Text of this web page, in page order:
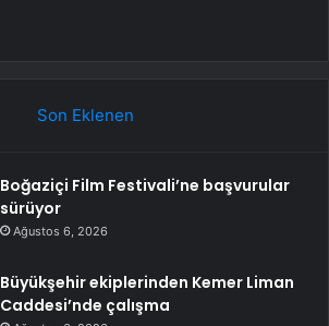
Son Eklenen
Boğaziçi Film Festivali’ne başvurular
sürüyor
Ağustos 6, 2026
Büyükşehir ekiplerinden Kemer Liman
Caddesi’nde çalışma